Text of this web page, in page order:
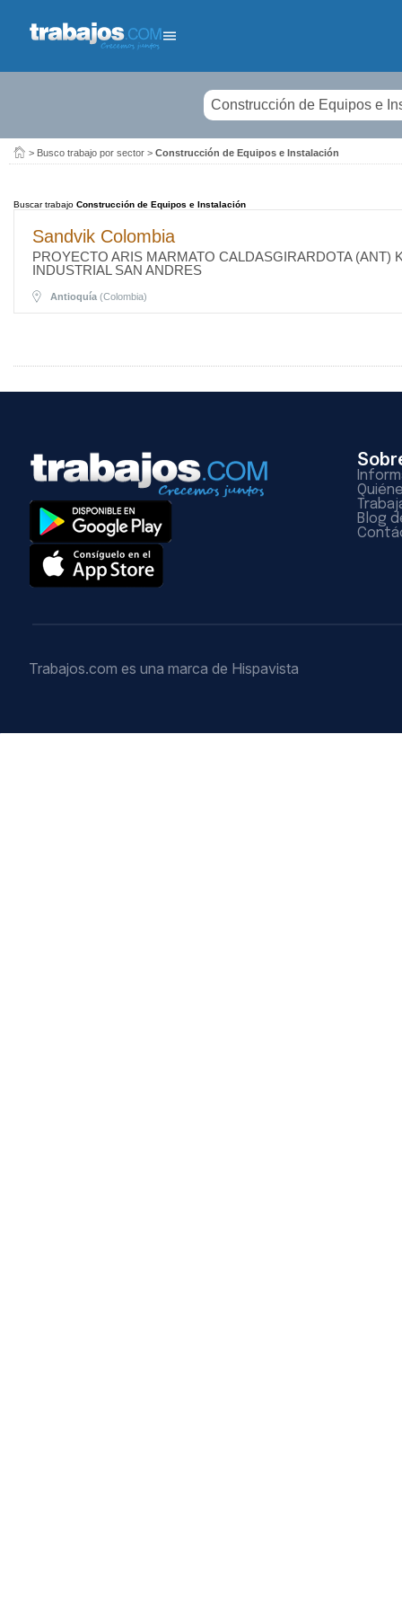
Buscar
> Busco trabajo por sector > Construcción de Equipos e Instalación
Buscar trabajo Construcción de Equipos e Instalación
Sandvik Colombia
PROYECTO ARIS MARMATO CALDASGIRARDOTA (ANT)
INDUSTRIAL SAN ANDRES
Antioquía (Colombia)
Blog
Trabajos.com es una marca de Hispavista